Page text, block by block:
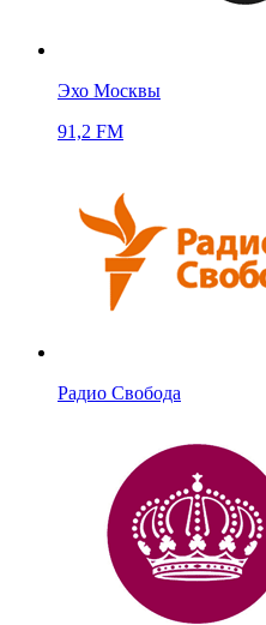
Эхо Москвы
91,2 FM
Радио Свобода